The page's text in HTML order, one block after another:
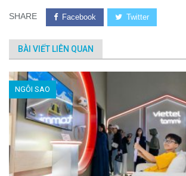
SHARE Facebook Twitter
BÀI VIẾT LIÊN QUAN
NGÔI SAO